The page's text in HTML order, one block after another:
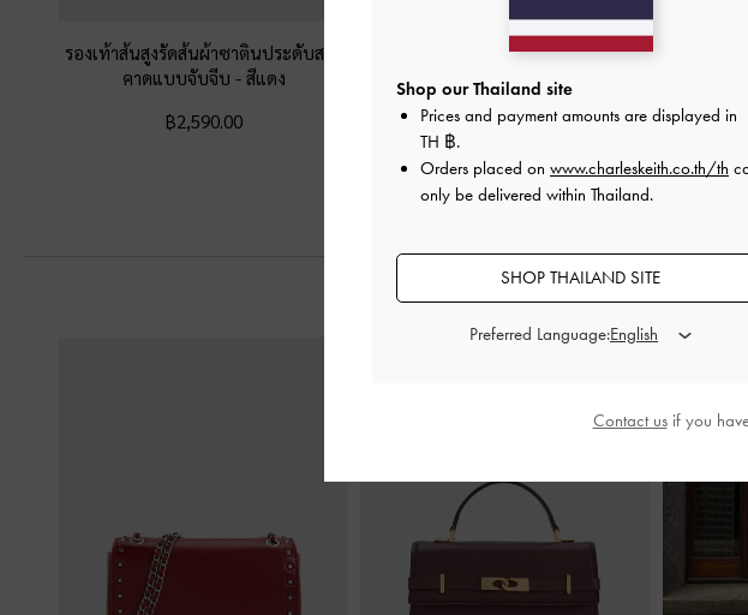
รองเท้าส้นสูงรัดส้นผ้าซาตินประดับสาย
คาดแบบจับจีบ - สีแดง
฿2,590.00
รองเท้าส้นเข็มหนังแก้วดีไซน์หัวรองเท้า
แบบแหลมรุ่น Emmy
฿2,390.00
Shop our Thailand site
Prices and payment amounts are displayed in
TH ฿.
Orders placed on www.charleskeith.co.th/th
only be delivered within Thailand.
SHOP THAILAND SITE
Preferred Language:
Contact usif you